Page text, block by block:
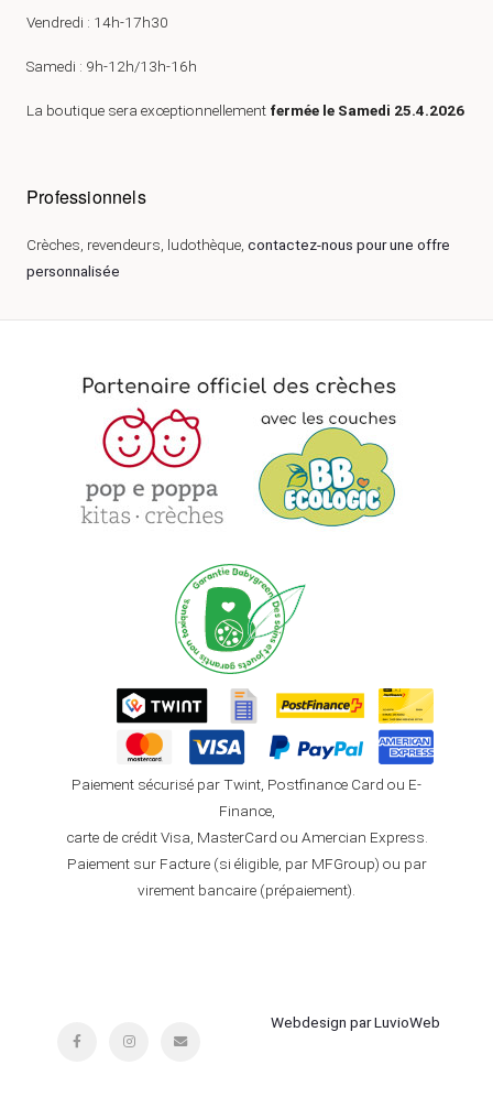
Vendredi : 14h-17h30
Samedi : 9h-12h/13h-16h
La boutique sera exceptionnellement fermée le Samedi 25.4.2026
Professionnels
Crèches, revendeurs, ludothèque, contactez-nous pour une offre
personnalisée
Paiement sécurisé par Twint, Postfinance Card ou E-
Finance,
carte de crédit Visa, MasterCard ou Amercian Express.
Paiement sur Facture (si éligible, par MFGroup) ou par
virement bancaire (prépaiement).
Webdesign par LuvioWeb